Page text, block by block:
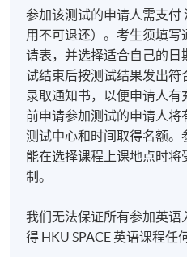
参加该测试的申请人需支付
用不可退还）。考生须填写
请表，并选择适合自己的日
试结束后按测试结果发出符
录取通知书，以便申请人有
前申请参加测试的申请人将
测试中心和时间取得名额
能在选择课程上课地点时将
制。
我们无法保证所有参加英语
得 HKU SPACE 英语课程任